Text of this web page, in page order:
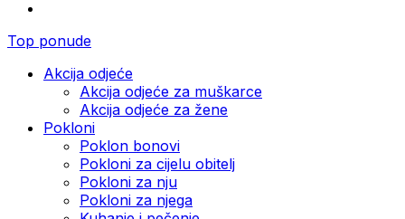
Top ponude
Akcija odjeće
Akcija odjeće za muškarce
Akcija odjeće za žene
Pokloni
Poklon bonovi
Pokloni za cijelu obitelj
Pokloni za nju
Pokloni za njega